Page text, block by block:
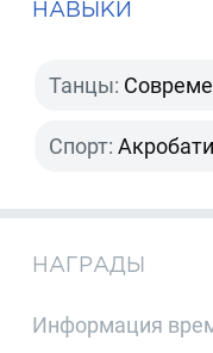
НАВЫКИ
Танцы:
Спорт:
НАГРАДЫ
Информация